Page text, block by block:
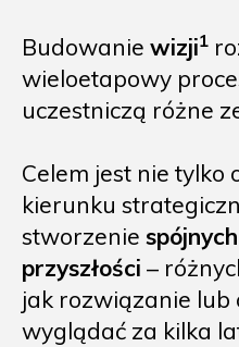
Budowanie wizji1
wieloetapowy
uczestniczą różne
Celem jest nie tylko
kierunku
stworzenie
przyszłości –
jak rozwiązanie lub
wyglądać za kilka